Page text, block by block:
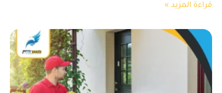
قراءة المزيد »